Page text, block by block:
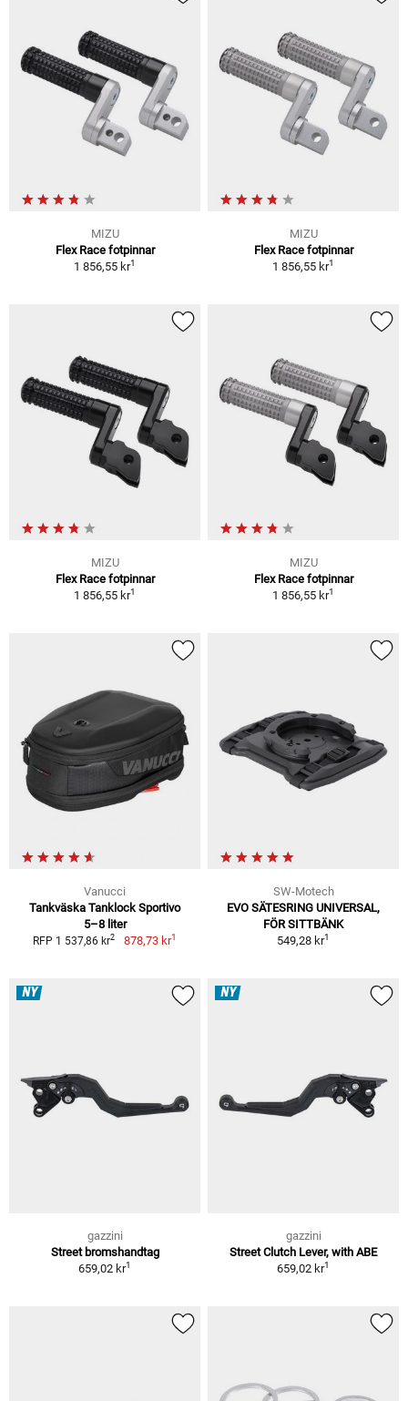
MIZU
Flex Race fotpinnar
1 856,55 kr1
MIZU
Flex Race fotpinnar
1 856,55 kr1
MIZU
Flex Race fotpinnar
1 856,55 kr1
MIZU
Flex Race fotpinnar
1 856,55 kr1
Vanucci
Tankväska Tanklock Sportivo
5–8 liter
RFP 1 537,86 kr2 878,73 kr1
SW-Motech
EVO SÄTESRING UNIVERSAL,
FÖR SITTBÄNK
549,28 kr1
NY
gazzini
Street bromshandtag
659,02 kr1
NY
gazzini
Street Clutch Lever, with ABE
659,02 kr1